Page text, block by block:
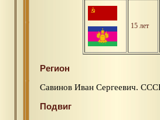
15 лет
Регион
Савинов Иван Сергеевич.
Подвиг